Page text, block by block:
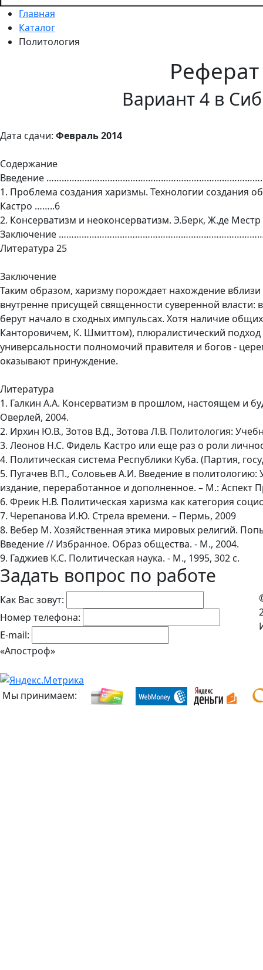
Главная
Каталог
Политология
Реферат
Вариант 4 в
Дата сдачи: Февраль 2014
Содержание
Введение
1. Проблема создания харизмы. Технологии создания
Кастро ……..6
2. Консерватизм и неоконсерватизм. Э.Берк, Ж.де Местр
Заключение
Литература 25
Заключение
Таким образом, харизму порождает нахождение
внутренне присущей священности суверенной
берут начало в сходных импульсах. Хотя наличие
Канторовичем, К. Шмиттом), плюралистический
универсальности полномочий правителя и богов -
оказывают принуждение.
Литература
1. Галкин А.А. Консерватизм в прошлом, настоящем и
Оверлей, 2004.
2. Ирхин Ю.В., Зотов В.Д., Зотова Л.В. Политология:
3. Леонов Н.С. Фидель Кастро или еще раз о роли
4. Политическая система Республики Куба. (Партия,
5. Пугачев В.П., Соловьев А.И. Введение в
издание, переработанное и дополненное. – М.: Аспект
6. Фреик Н.В. Политическая харизма как категория
7. Черепанова И.Ю. Стрела времени. – Пермь, 2009
8. Вебер М. Хозяйственная этика мировых религий.
Введение // Избранное. Образ общества. - М., 2004.
9. Гаджиев К.С. Политическая наука. - М., 1995, 302 с.
Задать вопрос по работе
Как Вас зовут:
Номер телефона:
E-mail:
«Апостроф»
Мы принимаем: